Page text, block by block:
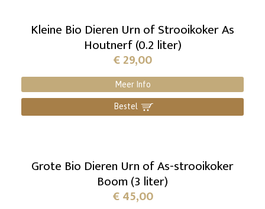
Kleine Bio Dieren Urn of Strooikoker As
Houtnerf (0.2 liter)
€29,00
Meer Info
Bestel ]
Grote Bio Dieren Urn of As-strooikoker
Boom (3 liter)
€45,00